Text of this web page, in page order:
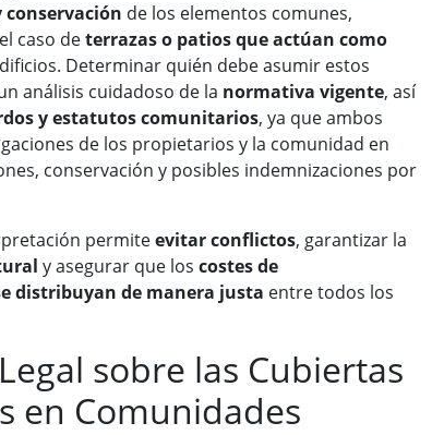
de los elementos comunes,
caso deterrazas o patios que actúan como
Determinar quién debe asumir estos
análisis cuidadoso de la normativa vigente, así
y estatutos comunitarios, ya que ambos
de los propietarios y la comunidad en
conservación y posibles indemnizaciones por
permiteevitar conflictos, garantizar la
y asegurar que los costes de
distribuyan de manera justa entre todos los
sobre las Cubiertas
en Comunidades